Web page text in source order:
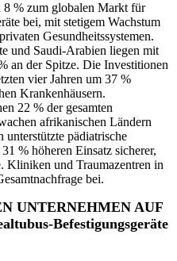
% zum globalen Markt für
bei, mit stetigem Wachstum
Gesundheitssystemen.
und Saudi-Arabien liegen mit
an der Spitze. Die Investitionen
vier Jahren um 37 %
Krankenhäusern.
22 % der gesamten
afrikanischen Ländern
unterstützte pädiatrische
% höheren Einsatz sicherer,
Kliniken und Traumazentren in
bei.
UNTERNEHMEN AUF
Befestigungsgeräte